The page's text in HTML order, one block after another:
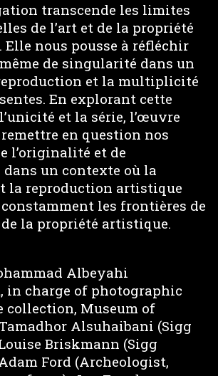
transcende les limites
de l’art et de la propriété
nous pousse à réfléchir
de singularité dans un
et la multiplicité
En explorant cette
et la série, l’œuvre
en question nos
l’originalité et de
un contexte où la
la reproduction artistique
les frontières de
la propriété artistique.
Albeyahi
in charge of photographic
collection, Museum of
Alsuhaibani (Sigg
Briskmann (Sigg
Ford (Archeologist,